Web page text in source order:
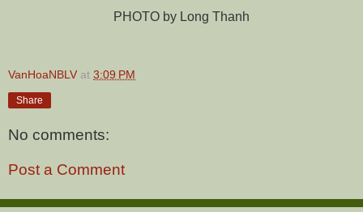
PHOTO by Long Thanh
VanHoaNBLV at 3:09 PM
Share
No comments:
Post a Comment